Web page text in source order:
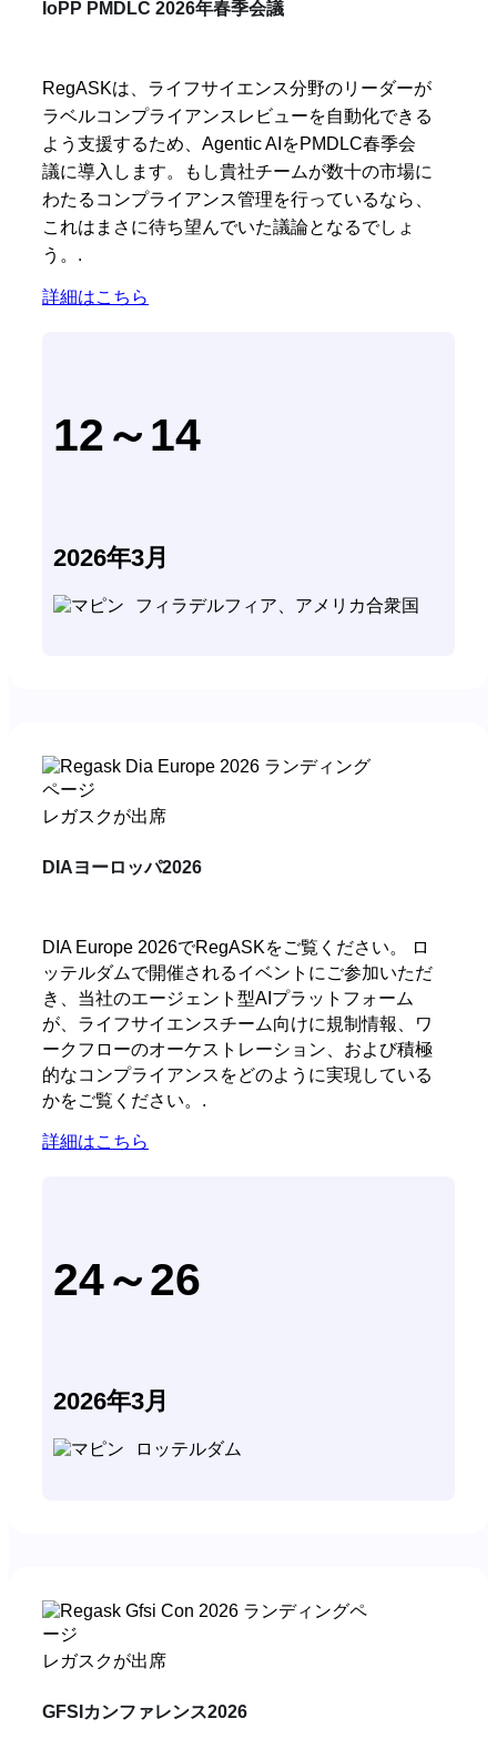
IoPP PMDLC 2026年春季会議
RegASKは、ライフサイエンス分野のリーダーが
ラベルコンプライアンスレビューを自動化できる
よう支援するため、Agentic AIをPMDLC春季会
議に導入します。もし貴社チームが数十の市場に
わたるコンプライアンス管理を行っているなら、
これはまさに待ち望んでいた議論となるでしょ
う。.
詳細はこちら
12～14
2026年3月
フィラデルフィア、アメリカ合衆国
レガスクが出席
DIAヨーロッパ2026
DIA Europe 2026でRegASKをご覧ください。
ロ
ッテルダムで開催されるイベントにご参加いただ
き、当社のエージェント型AIプラットフォーム
が、ライフサイエンスチーム向けに規制情報、ワ
ークフローのオーケストレーション、および積極
的なコンプライアンスをどのように実現している
かをご覧ください。.
詳細はこちら
24～26
2026年3月
ロッテルダム
レガスクが出席
GFSIカンファレンス2026